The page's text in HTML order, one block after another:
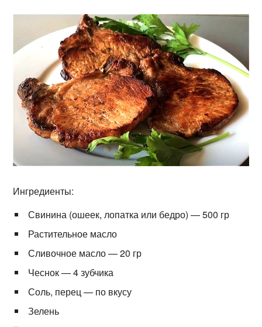
Ингредиенты:
Свинина (ошеек, лопатка или бедро) — 500 гр
Растительное масло
Сливочное масло — 20 гр
Чеснок — 4 зубчика
Соль, перец — по вкусу
Зелень